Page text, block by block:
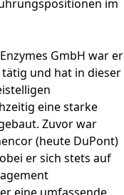
im
GmbH war er
und hat in dieser
eine starke
Zuvor war
(heute DuPont)
er sich stets auf